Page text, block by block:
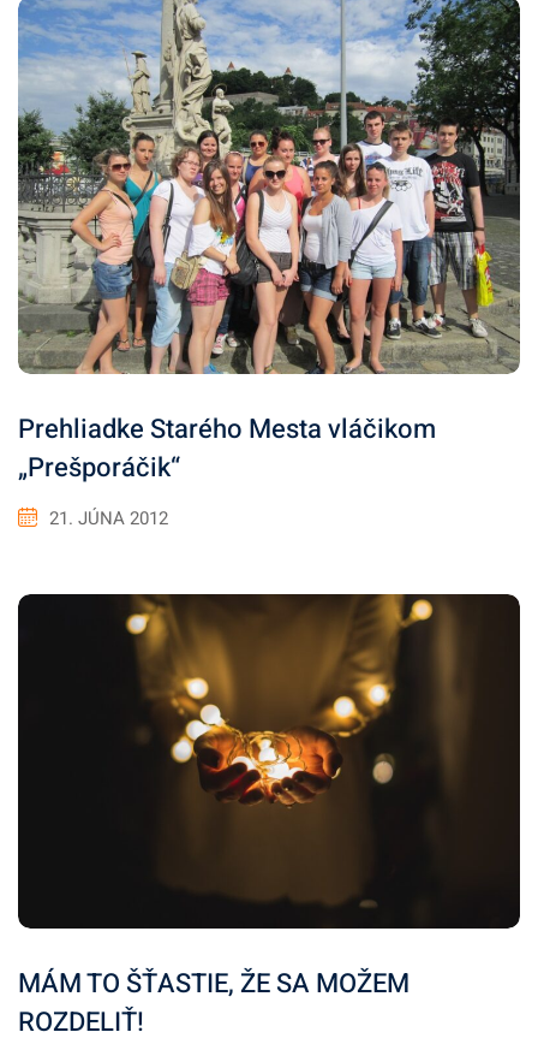
Prehliadke Starého Mesta vláčikom
„Prešporáčik“
21. JÚNA 2012
MÁM TO ŠŤASTIE, ŽE SA MOŽEM
ROZDELIŤ!